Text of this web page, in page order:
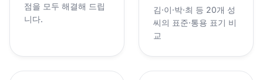
점을 모두 해결해 드립
니다.
김·이·박·최 등 20개 성
씨의 표준·통용 표기 비
교